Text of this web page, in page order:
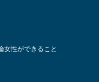
女性ができること